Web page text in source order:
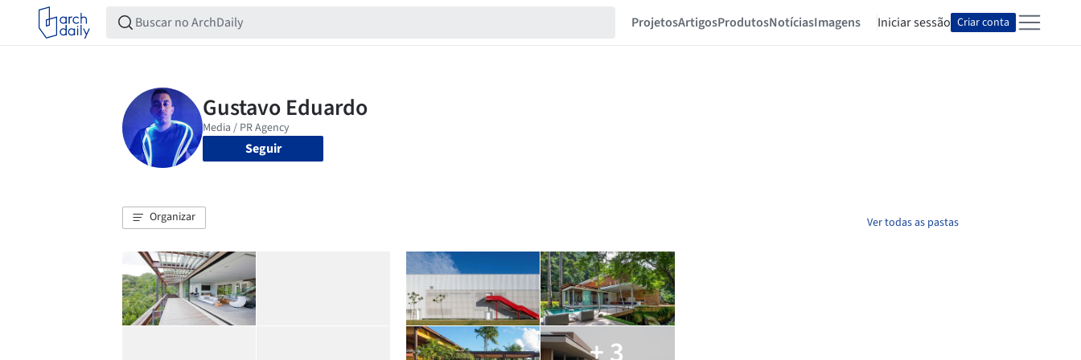
ProjetosArtigosProdutosNotíciasImagens Iniciar sessão Criar conta
Seguir
Organizar Ver todas as pastas